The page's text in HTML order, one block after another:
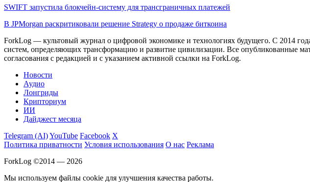
SWIFT запустила блокчейн-систему для трансграничных платежей
В JPMorgan раскритиковали решение Strategy о продаже биткоина
ForkLog — культовый журнал о цифровой экономике и технологиях будущего. С 2014
систем, определяющих трансформацию и развитие цивилизации. Все опубликованные
согласования с редакцией и с указанием активной ссылки на ForkLog.
Новости
Аудио
Лонгриды
Крипториум
ИИ
Дайджест месяца
Telegram (AI)YouTube Facebook X
Политика приватности Условия использования О нас Реклама
ForkLog ©2014 — 2026
Мы используем файлы cookie для улучшения качества работы.